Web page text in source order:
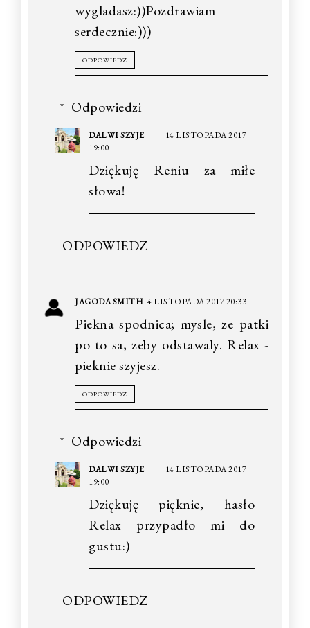
wygladasz:))Pozdrawiam
serdecznie:)))
ODPOWIEDZ
Odpowiedzi
DALWI SZYJE
14 LISTOPADA 2017
19:00
Dziękuję Reniu za miłe
słowa!
ODPOWIEDZ
JAGODA SMITH 4 LISTOPADA 2017 20:33
Piekna spodnica; mysle, ze patki
po to sa, zeby odstawaly. Relax -
pieknie szyjesz.
ODPOWIEDZ
Odpowiedzi
DALWI SZYJE
14 LISTOPADA 2017
19:00
Dziękuję pięknie, hasło
Relax przypadło mi do
gustu:)
ODPOWIEDZ